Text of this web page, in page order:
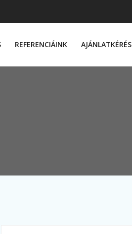
REFERENCIÁINK AJÁNLATKÉRÉS